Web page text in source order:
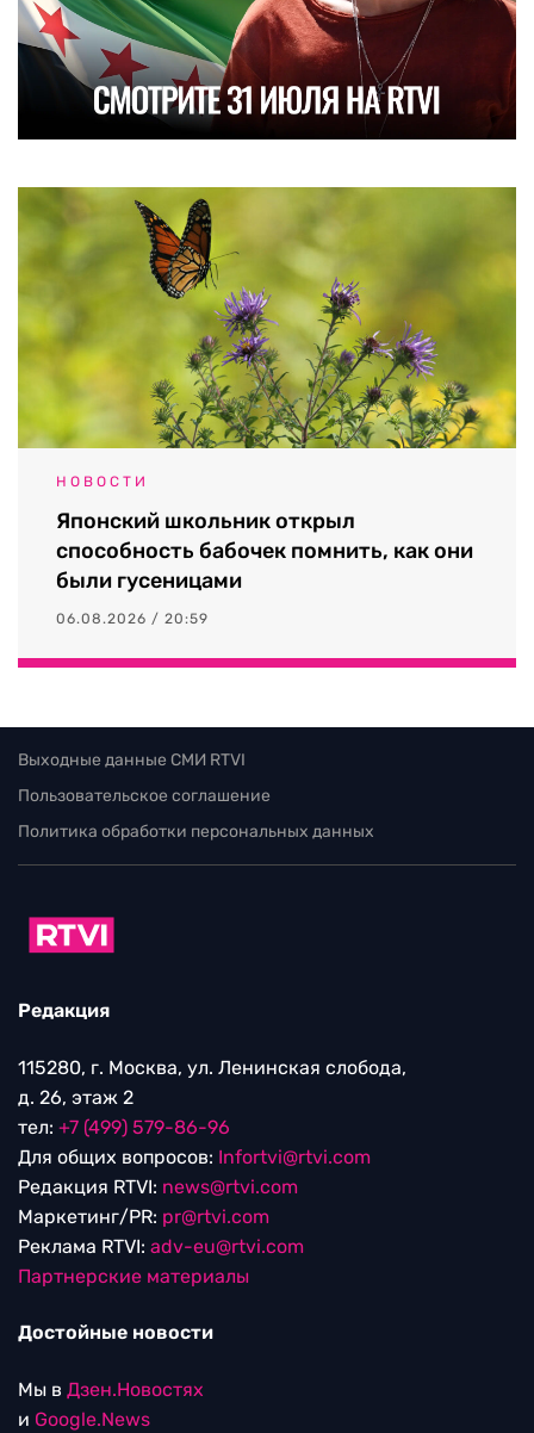
НОВОСТИ
Японский школьник открыл
способность бабочек помнить, как они
были гусеницами
06.08.2026 / 20:59
Выходные данные СМИ RTVI
Пользовательское соглашение
Политика обработки персональных данных
Редакция
115280, г. Москва, ул. Ленинская слобода,
д. 26, этаж 2
тел: +7 (499) 579-86-96
Для общих вопросов: Infortvi@rtvi.com
Редакция RTVI: news@rtvi.com
Маркетинг/PR: pr@rtvi.com
Реклама RTVI: adv-eu@rtvi.com
Партнерские материалы
Достойные новости
Мы в Дзен.Новостях
и Google.News